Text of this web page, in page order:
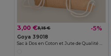
3,00 €3,15 € -5%
Goya 39018
Sac à Dos en Coton et Jute de Qualité HORIZON